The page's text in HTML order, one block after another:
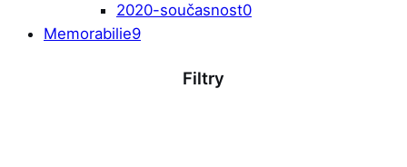
2020-současnost0
Memorabilie9
Filtry